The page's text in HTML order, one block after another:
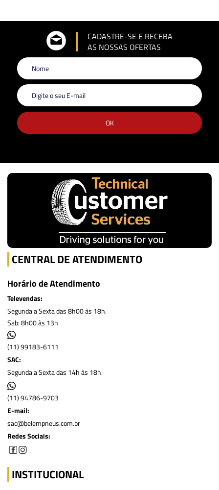
CADASTRE-SE E RECEBA
AS NOSSAS OFERTAS
CENTRAL DE ATENDIMENTO
Horário de Atendimento
Televendas:
Segunda a Sexta das 8h00 às 18h.
Sab: 8h00 às 13h
(11) 99183-6111
SAC:
Segunda a Sexta das 14h às 18h.
(11) 94786-9703
E-mail:
sac@belempneus.com.br
Redes Sociais:
INSTITUCIONAL